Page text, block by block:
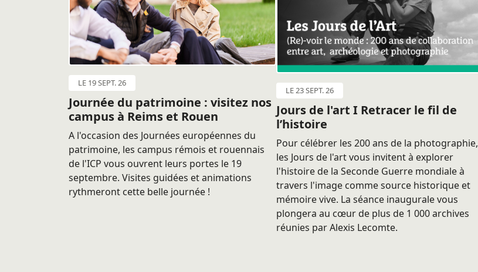
LE 19 SEPT. 26
Journée du patrimoine : visitez nos
campus à Reims et Rouen
A l'occasion des Journées européennes du
patrimoine, les campus rémois et rouennais
de l'ICP vous ouvrent leurs portes le 19
septembre. Visites guidées et animations
rythmeront cette belle journée !
LE 23 SEPT. 26
Jours de l'art I Retracer le fil de
l’histoire
Pour célébrer les 200 ans de la photographie,
les Jours de l'art vous invitent à explorer
l'histoire de la Seconde Guerre mondiale à
travers l'image comme source historique et
mémoire vive. La séance inaugurale vous
plongera au cœur de plus de 1 000 archives
réunies par Alexis Lecomte.